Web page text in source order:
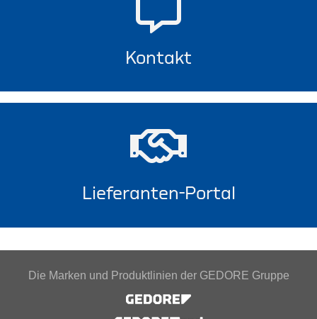
Kontakt
Lieferanten-Portal
Die Marken und Produktlinien der GEDORE Gruppe